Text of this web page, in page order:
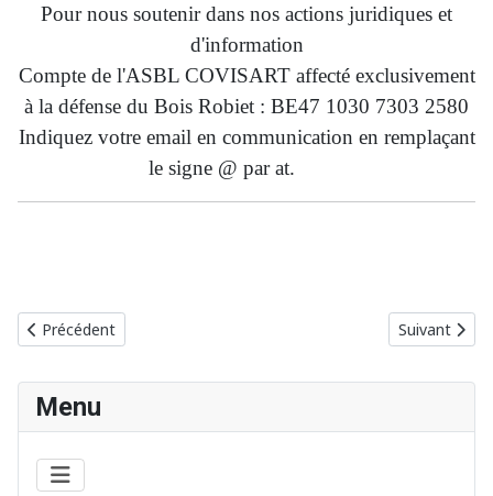
Pour nous soutenir dans nos actions juridiques et
d'information
Compte de l'ASBL COVISART affecté exclusivement
à la défense du Bois Robiet : BE47 1030 7303 2580
Indiquez votre email en communication en remplaçant
le signe @ par at.
Article précédent : Projection-débat « LE VIVANT QUI SE
Précédent Article
Suivant
Menu